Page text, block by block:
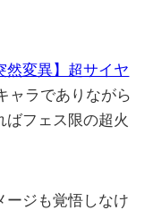
然変異】超サイヤ
ャラでありながら
ばフェス限の超火
ージも覚悟しなけ